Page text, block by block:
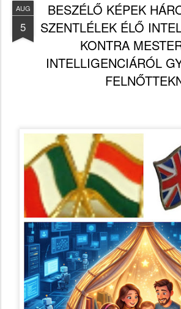
AUG
5
BESZÉLŐ KÉPEK
SZENTLÉLEK ÉLŐ
KONTRA
INTELLIGENCIÁRÓL